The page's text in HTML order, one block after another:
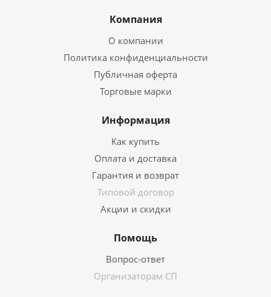
Компания
О компании
Политика конфиденциальности
Публичная оферта
Торговые марки
Информация
Как купить
Оплата и доставка
Гарантия и возврат
Типовой договор
Акции и скидки
Помощь
Вопрос-ответ
Организаторам СП